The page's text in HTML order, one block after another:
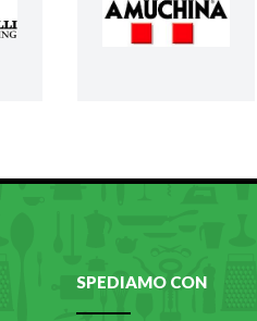
SPEDIAMO CON